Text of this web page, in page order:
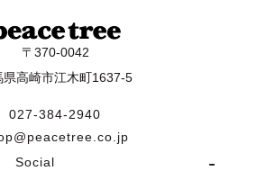
〒370-0042
県高崎市江木町1637-5
027-384-2940
Social